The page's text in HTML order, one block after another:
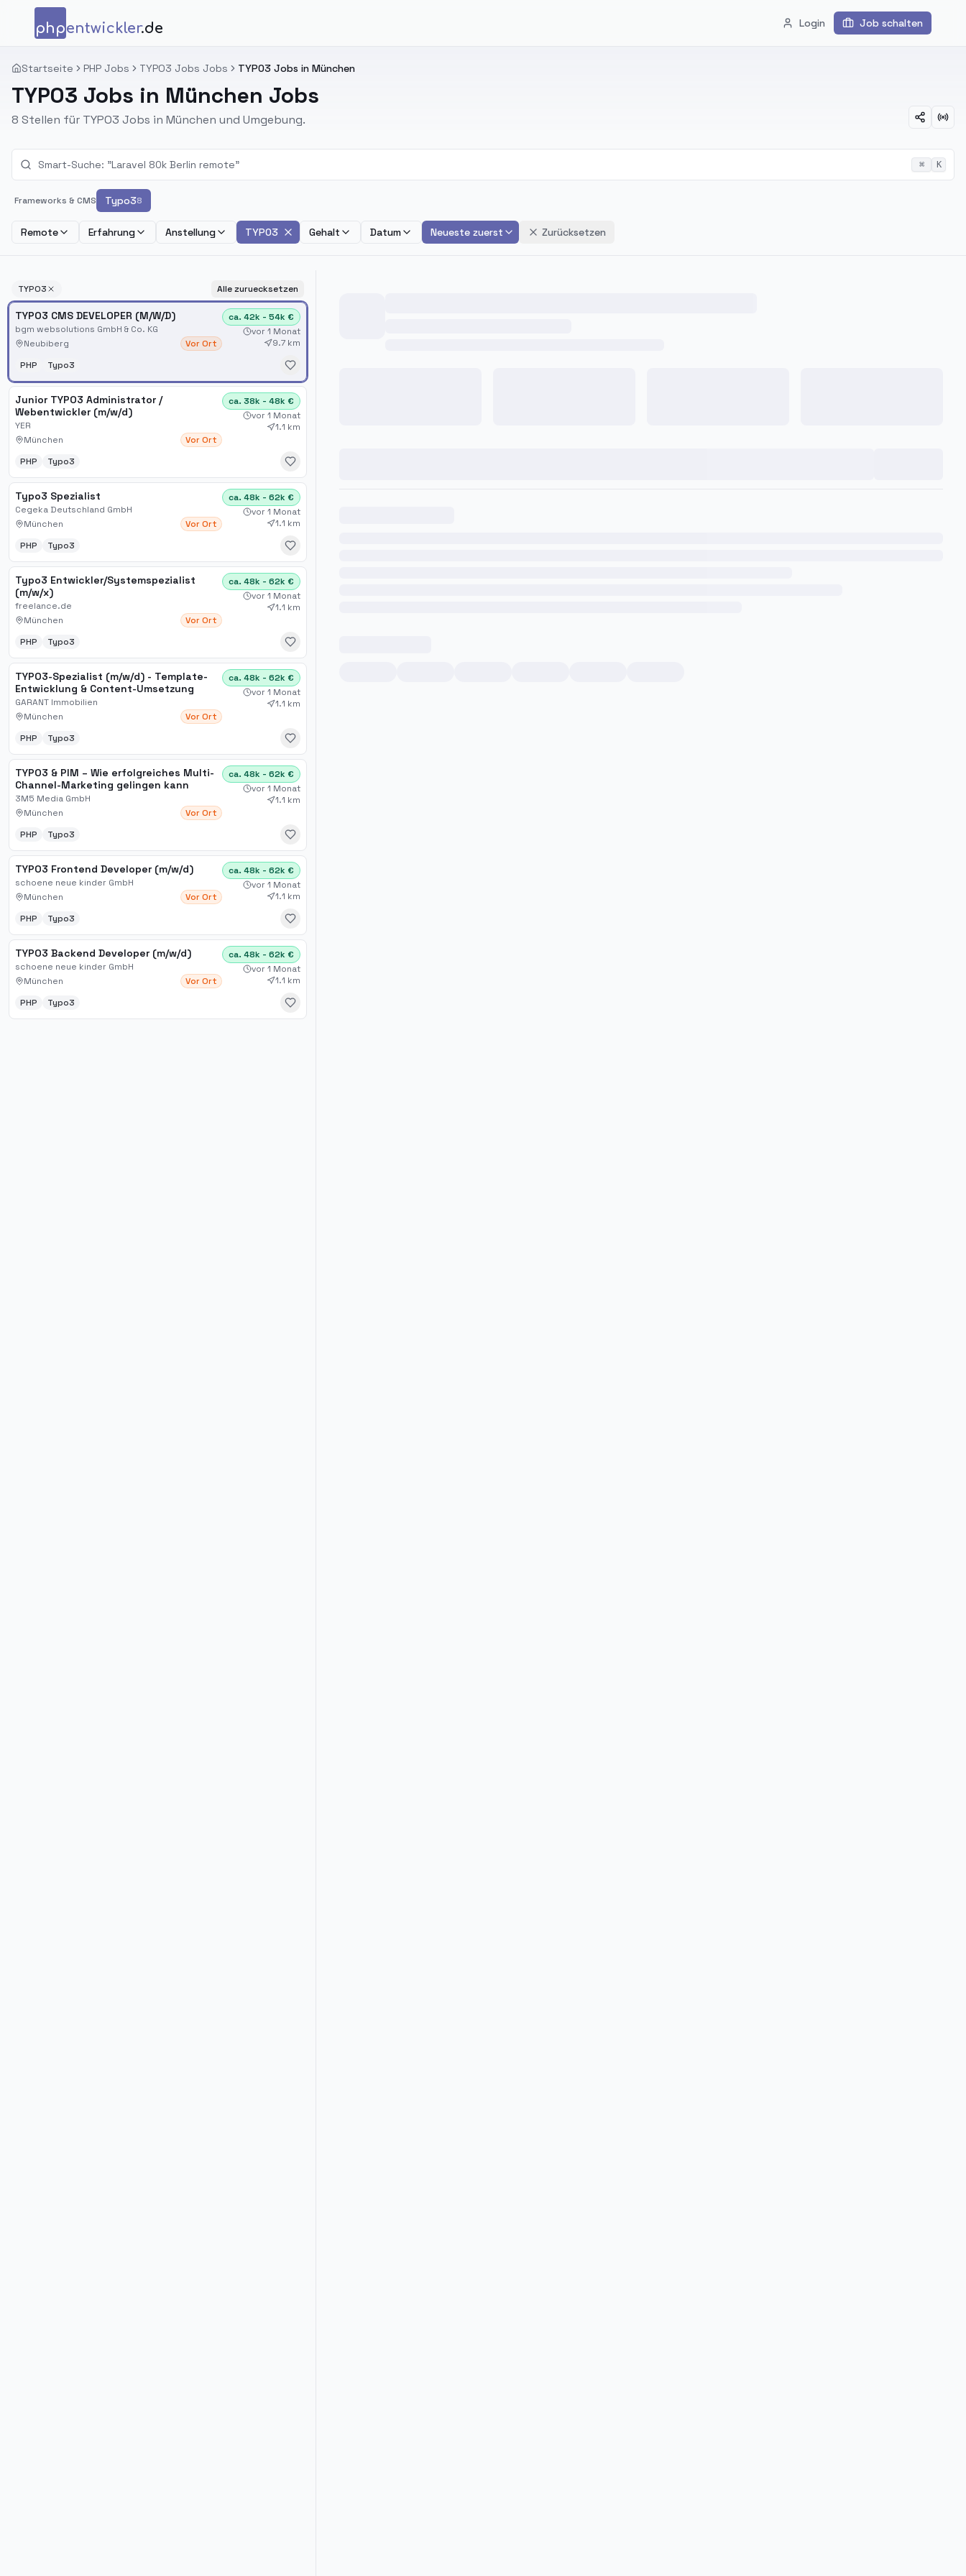
Zum Inhalt springen
phpentwickler.de Login Job schalten
Startseite PHP Jobs TYPO3 Jobs Jobs TYPO3 Jobs in München
TYPO3 Jobs in München Jobs
8 Stellen für TYPO3 Jobs in München und Umgebung.
⌘ K
Frameworks & CMS Typo38
Remote Erfahrung Anstellung TYPO3 Gehalt Datum Neueste zuerst Zurücksetzen
TYPO3 Alle zuruecksetzen
TYPO3 CMS DEVELOPER (M/W/D)
bgm websolutions GmbH & Co. KG
Neubiberg
Vor Ort
ca. 42k - 54k €
vor 1 Monat
9.7 km
PHP
Typo3
Junior TYPO3 Administrator /
Webentwickler (m/w/d)
YER
München
Vor Ort
ca. 38k - 48k €
vor 1 Monat
1.1 km
PHP Typo3
Typo3 Spezialist
Cegeka Deutschland GmbH
München
Vor Ort
ca. 48k - 62k €
vor 1 Monat
1.1 km
PHP
Typo3
Typo3 Entwickler/Systemspezialist
(m/w/x)
freelance.de
München
Vor Ort
ca. 48k - 62k €
vor 1 Monat
1.1 km
PHP Typo3
TYPO3-Spezialist (m/w/d) - Template-
Entwicklung & Content-Umsetzung
GARANT Immobilien
München
Vor Ort
ca. 48k - 62k €
vor 1 Monat
1.1 km
PHP Typo3
TYPO3 & PIM – Wie erfolgreiches Multi-
Channel-Marketing gelingen kann
3M5 Media GmbH
München
Vor Ort
ca. 48k - 62k €
vor 1 Monat
1.1 km
PHP Typo3
TYPO3 Frontend Developer (m/w/d)
schoene neue kinder GmbH
München
Vor Ort
ca. 48k - 62k €
vor 1 Monat
1.1 km
PHP
Typo3
TYPO3 Backend Developer (m/w/d)
schoene neue kinder GmbH
München
Vor Ort
ca. 48k - 62k €
vor 1 Monat
1.1 km
PHP
Typo3